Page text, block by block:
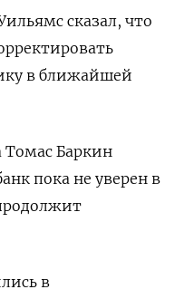
сказал, что
в ближайшей
Томас Баркин
пока не уверен в
в